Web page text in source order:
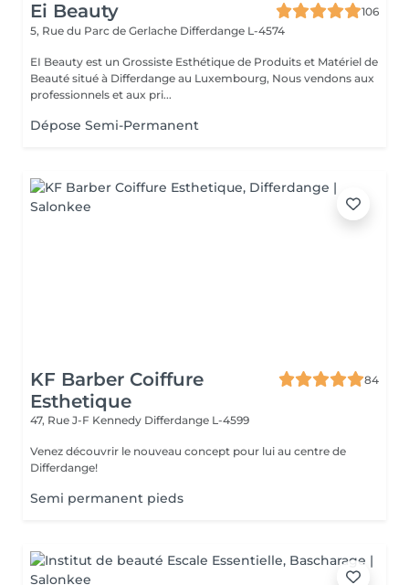
Ei Beauty
106
5, Rue du Parc de Gerlache Differdange L-4574
EI Beauty est un Grossiste Esthétique de Produits et Matériel de
Beauté situé à Differdange au Luxembourg, Nous vendons aux
professionnels et aux pri...
Dépose Semi-Permanent
KF Barber Coiffure
Esthetique
84
47, Rue J-F Kennedy Differdange L-4599
Venez découvrir le nouveau concept pour lui au centre de
Differdange!
Semi permanent pieds